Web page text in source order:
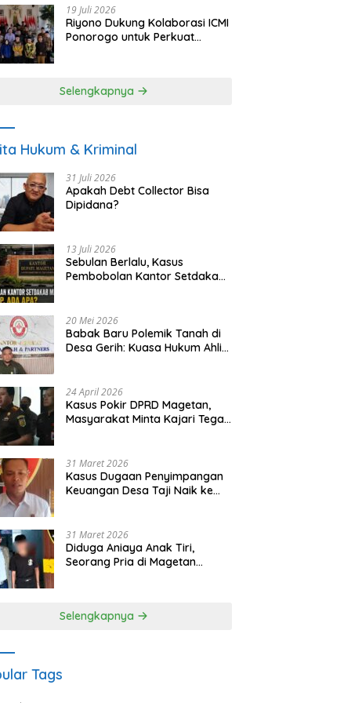
19 Juli 2026
Riyono Dukung Kolaborasi ICMI
Ponorogo untuk Perkuat
Selengkapnya
Hukum & Kriminal
31 Juli 2026
Apakah Debt Collector Bisa
Dipidana?
13 Juli 2026
Sebulan Berlalu, Kasus
Pembobolan Kantor Setdakab
20 Mei 2026
Babak Baru Polemik Tanah di
Desa Gerih: Kuasa Hukum Ahli
24 April 2026
Kasus Pokir DPRD Magetan,
Masyarakat Minta Kajari Tegak
31 Maret 2026
Kasus Dugaan Penyimpangan
Keuangan Desa Taji Naik ke
31 Maret 2026
Diduga Aniaya Anak Tiri,
Seorang Pria di Magetan
Selengkapnya
Tags